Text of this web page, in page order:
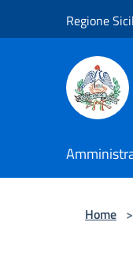
Regione
Home >